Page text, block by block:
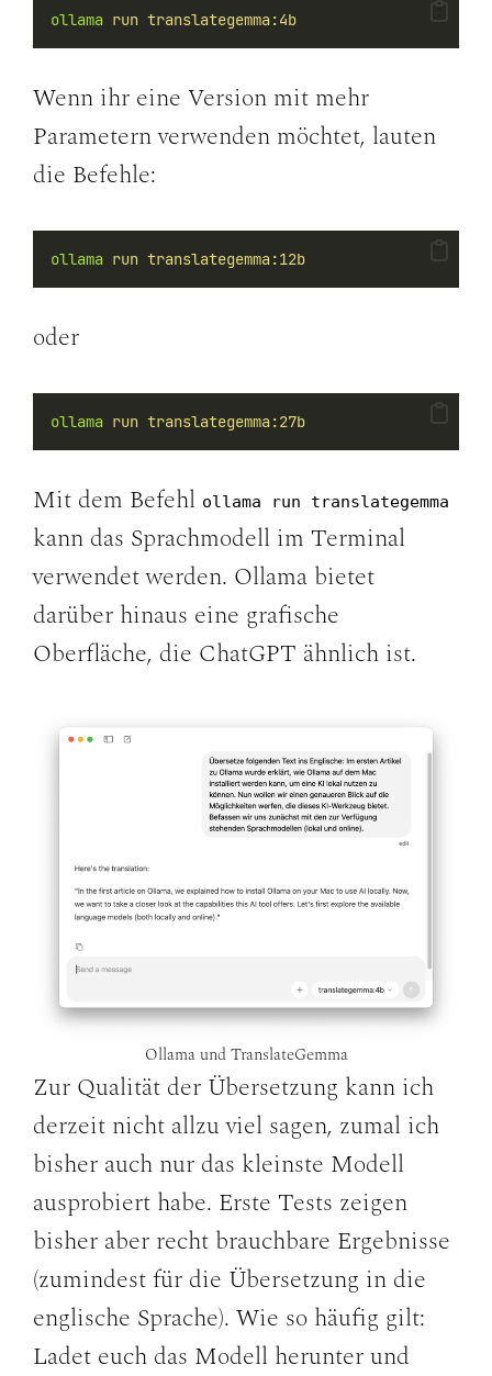
ollama run translategemma:4b
Wenn ihr eine Version mit mehr
Parametern verwenden möchtet, lauten
die Befehle:
ollama run translategemma:12b
oder
ollama run translategemma:27b
Mit dem Befehl ollama run translategemma
kann das Sprachmodell im Terminal
verwendet werden. Ollama bietet
darüber hinaus eine grafische
Oberfläche, die ChatGPT ähnlich ist.
Ollama und TranslateGemma
Zur Qualität der Übersetzung kann ich
derzeit nicht allzu viel sagen, zumal ich
bisher auch nur das kleinste Modell
ausprobiert habe. Erste Tests zeigen
bisher aber recht brauchbare Ergebnisse
(zumindest für die Übersetzung in die
englische Sprache). Wie so häufig gilt:
Ladet euch das Modell herunter und